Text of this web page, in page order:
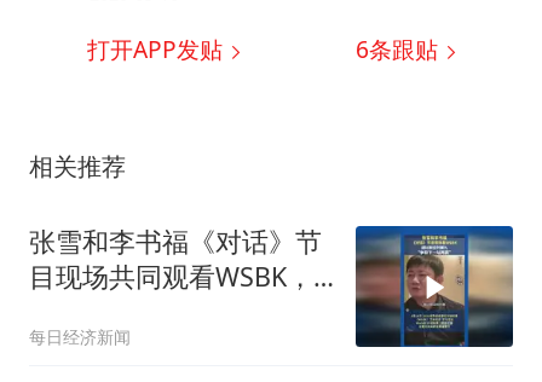
打开APP发贴 6条跟贴
相关推荐
张雪和李书福《对话》节
目现场共同观看WSBK，
每日经济新闻